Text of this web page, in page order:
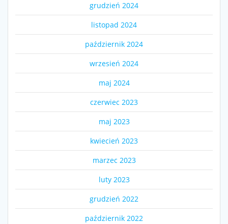
grudzień 2024
listopad 2024
październik 2024
wrzesień 2024
maj 2024
czerwiec 2023
maj 2023
kwiecień 2023
marzec 2023
luty 2023
grudzień 2022
październik 2022